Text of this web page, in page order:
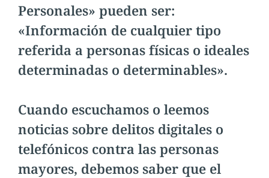
Personales» pueden ser:
«Información de cualquier tipo
referida a personas físicas o ideales
determinadas o determinables».
Cuando escuchamos o leemos
noticias sobre delitos digitales o
telefónicos contra las personas
mayores, debemos saber que el